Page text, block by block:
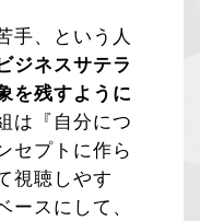
手、という人
ジネスサテラ
を残すように
は『自分につ
セプトに作ら
視聴しやす
ースにして、